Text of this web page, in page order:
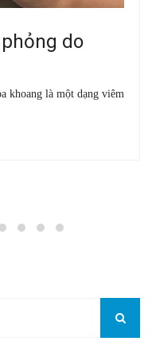
do
khoang là một dạng viêm